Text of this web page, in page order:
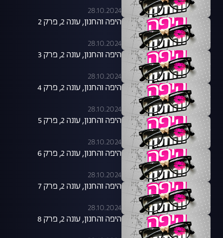
28.10.2024
היפה והחנון, עונה 2, פרק 2
28.10.2024
היפה והחנון, עונה 2, פרק 3
28.10.2024
היפה והחנון, עונה 2, פרק 4
28.10.2024
היפה והחנון, עונה 2, פרק 5
28.10.2024
היפה והחנון, עונה 2, פרק 6
28.10.2024
היפה והחנון, עונה 2, פרק 7
28.10.2024
היפה והחנון, עונה 2, פרק 8